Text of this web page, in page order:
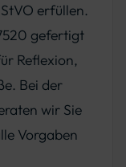
erfüllen.
gefertigt
Reflexion,
Bei der
wir Sie
Vorgaben